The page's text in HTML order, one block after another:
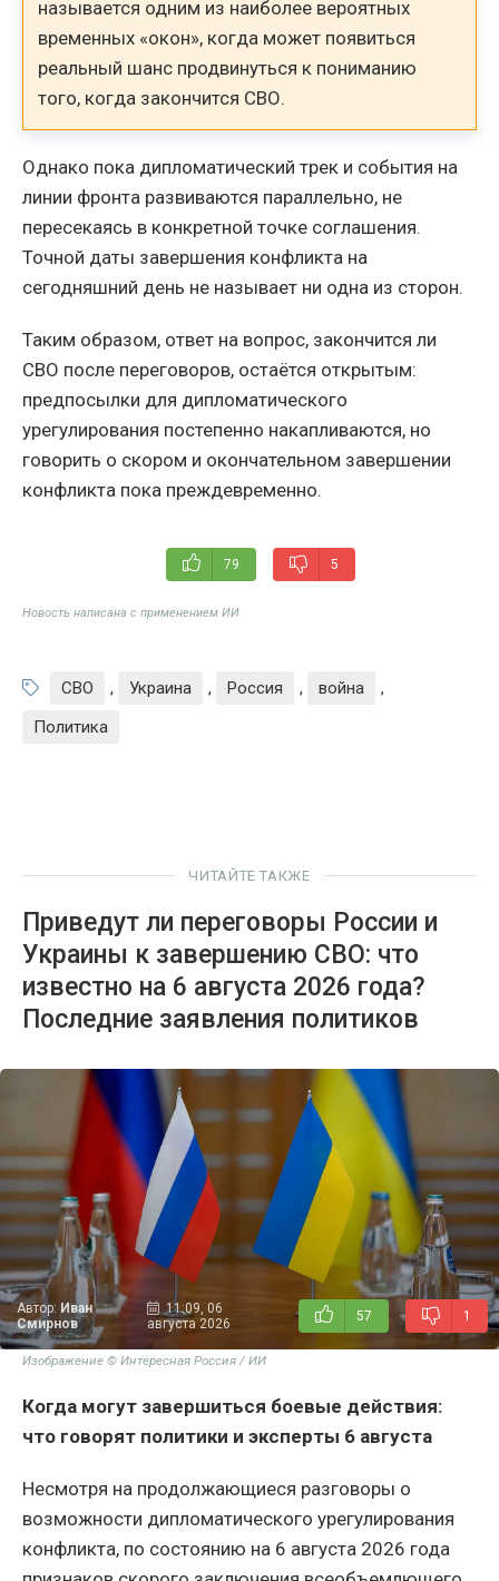
называется одним из наиболее вероятных
временных «окон», когда может появиться
реальный шанс продвинуться к пониманию
того, когда закончится СВО.
Однако пока дипломатический трек и события на
линии фронта развиваются параллельно, не
пересекаясь в конкретной точке соглашения.
Точной даты завершения конфликта на
сегодняшний день не называет ни одна из сторон.
Таким образом, ответ на вопрос, закончится ли
СВО после переговоров, остаётся открытым:
предпосылки для дипломатического
урегулирования постепенно накапливаются, но
говорить о скором и окончательном завершении
конфликта пока преждевременно.
79 5
Новость написана с применением ИИ
СВО , Украина , Россия , война
,
Политика
ЧИТАЙТЕ ТАКЖЕ
Приведут ли переговоры России и
Украины к завершению СВО: что
известно на 6 августа 2026 года?
Последние заявления политиков
Автор: Иван
Смирнов
11:09, 06
августа 2026
57 1
Изображение © Интересная Россия / ИИ
Когда могут завершиться боевые действия:
что говорят политики и эксперты 6 августа
Несмотря на продолжающиеся разговоры о
возможности дипломатического урегулирования
конфликта, по состоянию на 6 августа 2026 года